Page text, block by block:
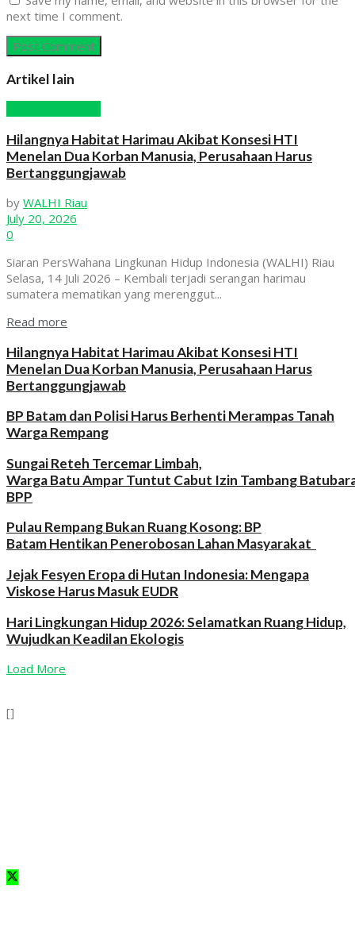
next time I comment.
Artikel lain
Hilangnya Habitat Harimau Akibat Konsesi HTI
Menelan Dua Korban Manusia, Perusahaan Harus
Bertanggungjawab
by WALHI Riau
July 20, 2026
0
Siaran PersWahana Lingkunan Hidup Indonesia (WALHI) Riau
Selasa, 14 Juli 2026 – Kembali terjadi serangan harimau
sumatera mematikan yang merenggut...
Read more
Hilangnya Habitat Harimau Akibat Konsesi HTI
Menelan Dua Korban Manusia, Perusahaan Harus
Bertanggungjawab
BP Batam dan Polisi Harus Berhenti Merampas Tanah
Warga Rempang
Sungai Reteh Tercemar Limbah,
Warga Batu Ampar Tuntut Cabut Izin Tambang
BPP
Pulau Rempang Bukan Ruang Kosong: BP
Batam Hentikan Penerobosan Lahan Masyarakat
Jejak Fesyen Eropa di Hutan Indonesia: Mengapa
Viskose Harus Masuk EUDR
Hari Lingkungan Hidup 2026: Selamatkan Ruang Hidup,
Wujudkan Keadilan Ekologis
Load More
[]